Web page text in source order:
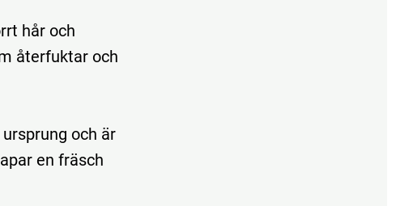
hår och
återfuktar och
och är
en fräsch